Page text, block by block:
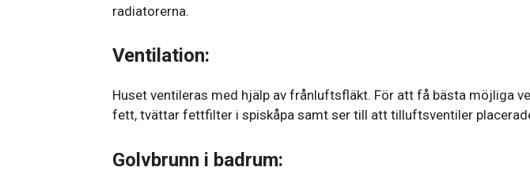
radiatorerna.
Ventilation:
Huset ventileras med hjälp av frånluftsfläkt. För att få bästa möjliga
fett, tvättar fettfilter i spiskåpa samt ser till att tilluftsventiler
Golvbrunn i badrum: